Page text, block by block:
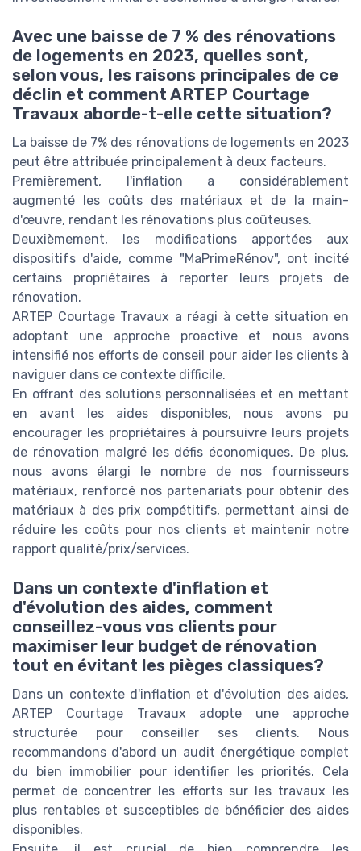
Avec une baisse de 7 % des rénovations
de logements en 2023, quelles sont,
selon vous, les raisons principales de ce
déclin et comment ARTEP Courtage
Travaux aborde-t-elle cette situation?
La baisse de 7% des rénovations de logements en 2023
peut être attribuée principalement à deux facteurs.
Premièrement, l'inflation a considérablement
augmenté les coûts des matériaux et de la main-
d'œuvre, rendant les rénovations plus coûteuses.
Deuxièmement, les modifications apportées aux
dispositifs d'aide, comme "MaPrimeRénov", ont incité
certains propriétaires à reporter leurs projets de
rénovation.
ARTEP Courtage Travaux a réagi à cette situation en
adoptant une approche proactive et nous avons
intensifié nos efforts de conseil pour aider les clients à
naviguer dans ce contexte difficile.
En offrant des solutions personnalisées et en mettant
en avant les aides disponibles, nous avons pu
encourager les propriétaires à poursuivre leurs projets
de rénovation malgré les défis économiques. De plus,
nous avons élargi le nombre de nos fournisseurs
matériaux, renforcé nos partenariats pour obtenir des
matériaux à des prix compétitifs, permettant ainsi de
réduire les coûts pour nos clients et maintenir notre
rapport qualité/prix/services.
Dans un contexte d'inflation et
d'évolution des aides, comment
conseillez-vous vos clients pour
maximiser leur budget de rénovation
tout en évitant les pièges classiques?
Dans un contexte d'inflation et d'évolution des aides,
ARTEP Courtage Travaux adopte une approche
structurée pour conseiller ses clients. Nous
recommandons d'abord un audit énergétique complet
du bien immobilier pour identifier les priorités. Cela
permet de concentrer les efforts sur les travaux les
plus rentables et susceptibles de bénéficier des aides
disponibles.